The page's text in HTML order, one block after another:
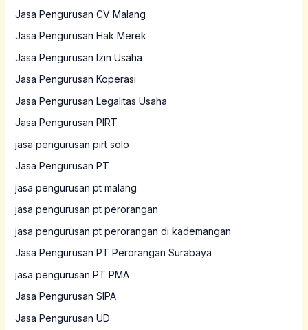
Jasa Pengurusan CV Malang
Jasa Pengurusan Hak Merek
Jasa Pengurusan Izin Usaha
Jasa Pengurusan Koperasi
Jasa Pengurusan Legalitas Usaha
Jasa Pengurusan PIRT
jasa pengurusan pirt solo
Jasa Pengurusan PT
jasa pengurusan pt malang
jasa pengurusan pt perorangan
jasa pengurusan pt perorangan di kademangan
Jasa Pengurusan PT Perorangan Surabaya
jasa pengurusan PT PMA
Jasa Pengurusan SIPA
Jasa Pengurusan UD